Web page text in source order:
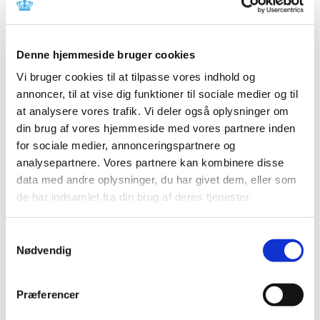
Denne hjemmeside bruger cookies
Vi bruger cookies til at tilpasse vores indhold og
annoncer, til at vise dig funktioner til sociale medier og til
at analysere vores trafik. Vi deler også oplysninger om
din brug af vores hjemmeside med vores partnere inden
for sociale medier, annonceringspartnere og
analysepartnere. Vores partnere kan kombinere disse
data med andre oplysninger, du har givet dem, eller som
de har indsamlet fra din brug af deres tjenester.
Nødvendig
Præferencer
(Moderna), uge 35
Lægemiddelstyrelsen har behandlet i alt 2.690
indberetninger om formodede bivirkninger ved
Status på behandlede indberetninger om
formodede bivirkninger ved COVID-19 Vaccine
Janssen (Johnson & Johnson), uge 35
2. september 2021
Lægemiddelstyrelsen har frem til den 31. august 2021
modtaget 456 indberetninger om formodede…
formodede bivirkninger ved Vaxzevria
(AstraZeneca), uge 35
Lægemiddelstyrelsen har behandlet i alt 3.869